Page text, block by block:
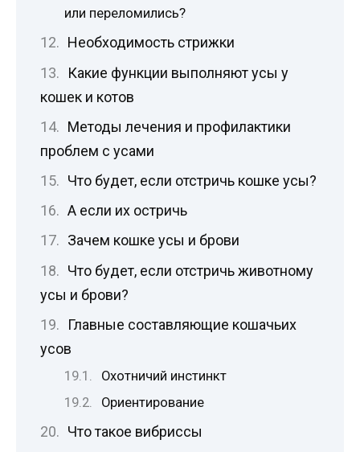
или переломились?
Необходимость стрижки
Какие функции выполняют усы у
кошек и котов
Методы лечения и профилактики
проблем с усами
Что будет, если отстричь кошке усы?
А если их остричь
Зачем кошке усы и брови
Что будет, если отстричь животному
усы и брови?
Главные составляющие кошачьих
усов
Охотничий инстинкт
Ориентирование
Что такое вибриссы